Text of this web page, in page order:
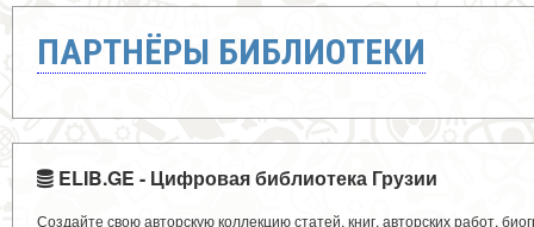
ПАРТНЁРЫ БИБЛИОТЕКИ
ELIB.GE - Цифровая библиотека Грузии
Создайте свою авторскую коллекцию статей, книг, авторских работ,